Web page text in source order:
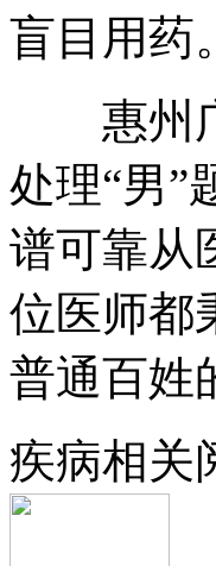
盲目用药。
惠州广
处理“男”
谱可靠从
位医师都
普通百姓
疾病相关